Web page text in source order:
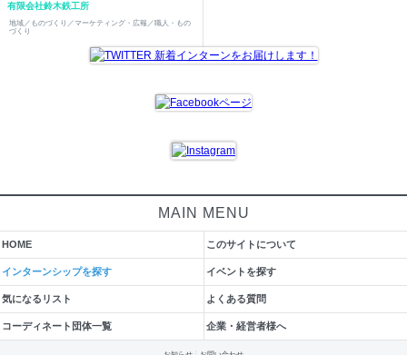
有限会社鈴木鉄工所
地域／ものづくり／マーケティング・広報／職人・もの
づくり
MAIN MENU
HOME このサイトについて
インターンシップを探す イベントを探す
気になるリスト よくある質問
コーディネート団体一覧 企業・経営者様へ